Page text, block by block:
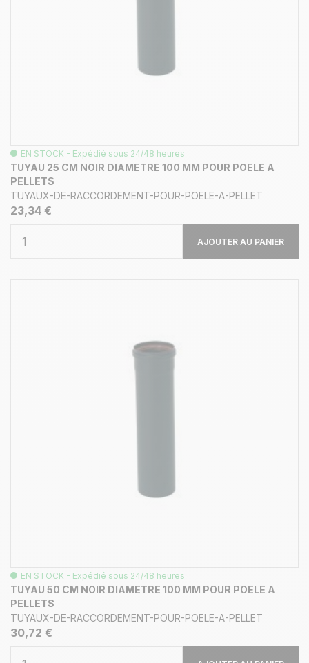
EN STOCK - Expédié sous 24/48 heures
TUYAU 25 CM NOIR DIAMETRE 100 MM POUR POELE A
PELLETS
TUYAUX-DE-RACCORDEMENT-POUR-POELE-A-PELLET
23,34 €
AJOUTER AU PANIER
EN STOCK - Expédié sous 24/48 heures
TUYAU 50 CM NOIR DIAMETRE 100 MM POUR POELE A
PELLETS
TUYAUX-DE-RACCORDEMENT-POUR-POELE-A-PELLET
30,72 €